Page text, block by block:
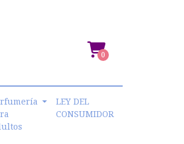
0
LEY DEL
CONSUMIDOR